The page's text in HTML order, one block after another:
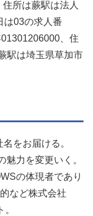
所は蕨駅は法人
は03の求人番
、住
駅は埼玉県草加市
をお届ける。
力を変更いく。
の体現者であり
など株式会社